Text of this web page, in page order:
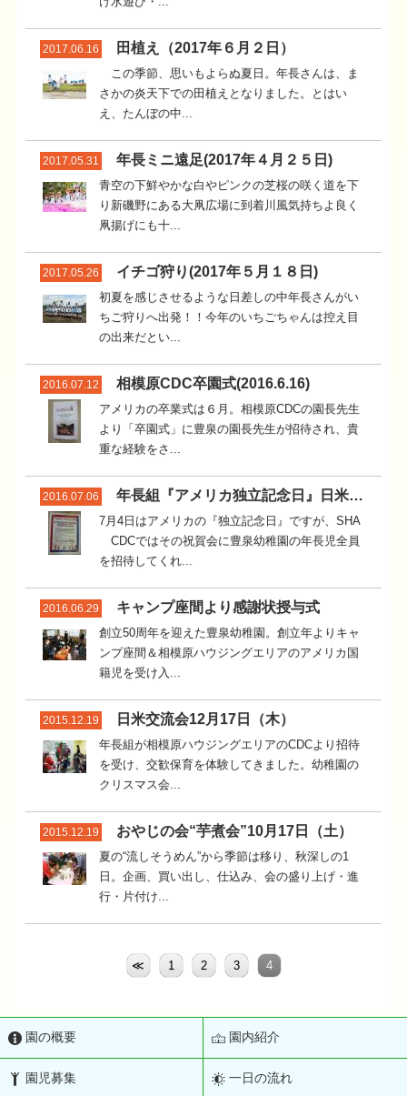
2017.06.16 田植え（2017年６月２日）
この季節、思いもよらぬ夏日。年長さんは、ま
さかの炎天下での田植えとなりました。とはい
え、たんぼの中...
2017.05.31 年長ミニ遠足(2017年４月２５日)
青空の下鮮やかな白やピンクの芝桜の咲く道を下
り新磯野にある大凧広場に到着川風気持ちよ良く
凧揚げにも十...
2017.05.26 イチゴ狩り(2017年５月１８日)
初夏を感じさせるような日差しの中年長さんがい
ちご狩りへ出発！！今年のいちごちゃんは控え目
の出来だとい...
2016.07.12 相模原CDC卒園式(2016.6.16)
アメリカの卒業式は６月。相模原CDCの園長先生
より「卒園式」に豊泉の園長先生が招待され、貴
重な経験をさ...
2016.07.06 年長組『アメリカ独立記念日』日米交流会
7月4日はアメリカの『独立記念日』ですが、SHA
CDCではその祝賀会に豊泉幼稚園の年長児全員
を招待してくれ...
2016.06.29 キャンプ座間より感謝状授与式
創立50周年を迎えた豊泉幼稚園。創立年よりキャ
ンプ座間＆相模原ハウジングエリアのアメリカ国
籍児を受け入...
2015.12.19 日米交流会12月17日（木）
年長組が相模原ハウジングエリアのCDCより招待
を受け、交歓保育を体験してきました。幼稚園の
クリスマス会...
2015.12.19 おやじの会“芋煮会”10月17日（土）
夏の“流しそうめん”から季節は移り、秋深しの1
日。企画、買い出し、仕込み、会の盛り上げ・進
行・片付け...
≪ 1 2 3 4
園の概要 園内紹介
園児募集 一日の流れ